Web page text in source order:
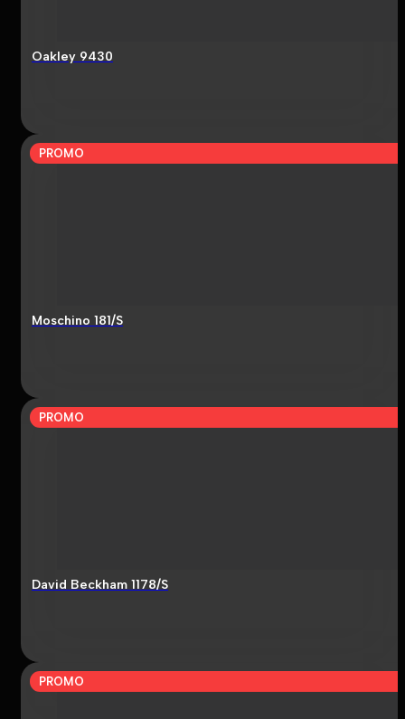
Oakley 9430
PROMO
Moschino 181/S
PROMO
David Beckham 1178/S
PROMO